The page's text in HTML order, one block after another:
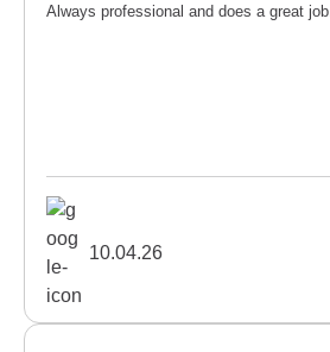
Always professional and does a great job.
10.04.26